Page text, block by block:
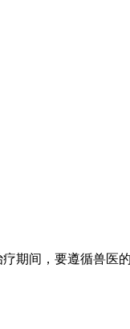
期间，要遵循兽医